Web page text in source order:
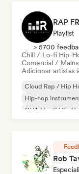
Playlist
> 5700
Chill / Lo-fi Hip-
Comercial /
Adicionar artistas
Cloud Rap / Hip
Hip-hop
Chill / Lo-fi Hip-
Rob